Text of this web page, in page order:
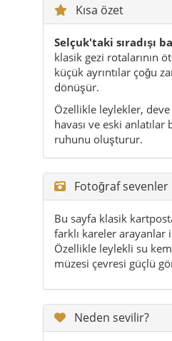
Kısa özet
Selçuk'taki sıradışı
klasik gezi rotalarının
küçük ayrıntılar çoğu
dönüşür.
Özellikle leylekler,
havası ve eski anlatılar
ruhunu oluşturur.
Fotoğraf sevenler
Bu sayfa klasik
farklı kareler arayanlar
Özellikle leylekli su
müzesi çevresi güçlü
Neden sevilir?